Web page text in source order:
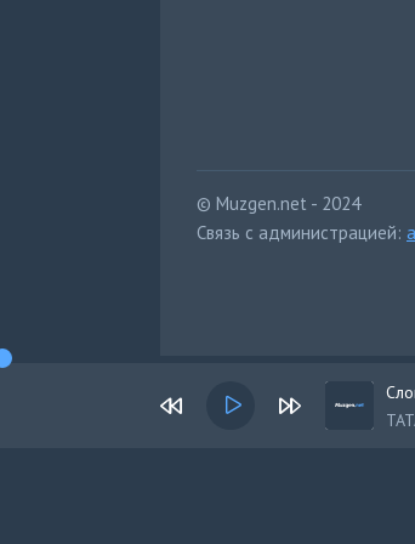
© Muzgen.net - 2024
Связь с администрацией: